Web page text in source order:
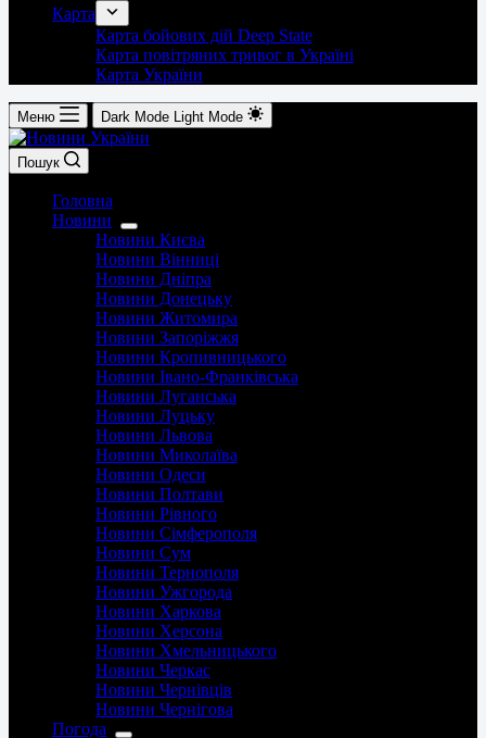
Карта
Карта бойових дій Deep State
Карта повітряних тривог в Україні
Карта України
Меню Dark Mode Light Mode
Пошук
Головна
Новини
Новини Києва
Новини Вінниці
Новини Дніпра
Новини Донецьку
Новини Житомира
Новини Запоріжжя
Новини Кропивницького
Новини Івано-Франківська
Новини Луганська
Новини Луцьку
Новини Львова
Новини Миколаїва
Новини Одеси
Новини Полтави
Новини Рівного
Новини Сімферополя
Новини Сум
Новини Тернополя
Новини Ужгорода
Новини Харкова
Новини Херсона
Новини Хмельницького
Новини Черкас
Новини Чернівців
Новини Чернігова
Погода